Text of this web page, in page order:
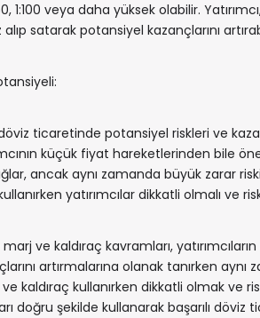
1:100 veya daha yüksek olabilir.
satarak potansiyel kazançlarını
ticaretinde potansiyel riskleri ve
küçük fiyat hareketlerinden bile
ancak aynı zamanda büyük zarar
yatırımcılar dikkatli olmalı ve
ve kaldıraç kavramları,
artırmalarına olanak tanırken
kaldıraç kullanırken dikkatli olmak ve
doğru şekilde kullanarak başarılı